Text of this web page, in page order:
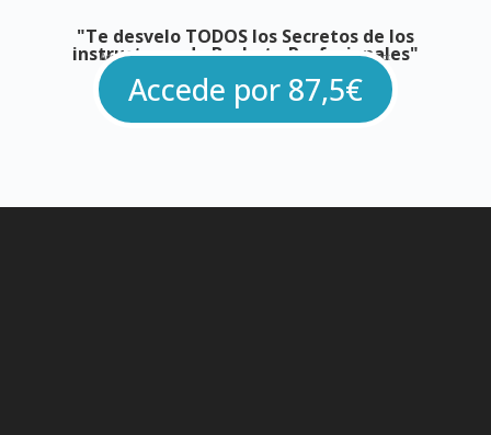
"Te desvelo TODOS los Secretos de los
instructores de Bachata Profesionales"
Accede hoy al curso por sólo 87,5€, antes de que suba el precio:
Accede por 87,5€